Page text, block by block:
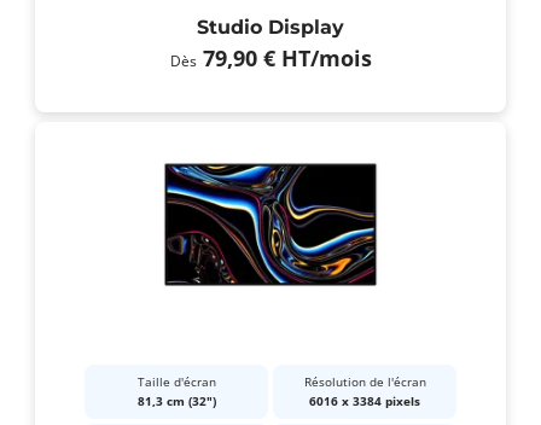
Studio Display
Dès 79,90 € HT/mois
Taille d'écran
81,3 cm (32")
Résolution de l'écran
6016 x 3384 pixels